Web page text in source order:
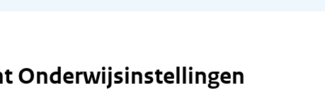
Onderwijsinstellingen